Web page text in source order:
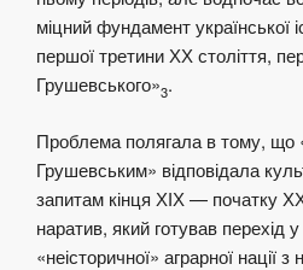
міцний фундамент української
першої третини ХХ століття,
Грушевського»3.
Проблема полягала в тому, що
Грушевським» відповідала
запитам кінця ХІХ — початку
наратив, який готував перехід
«неісторичної» аграрної нації